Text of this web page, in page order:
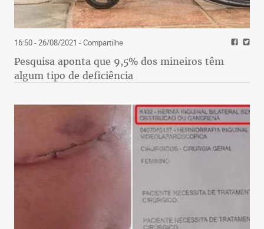
16:50 - 26/08/2021 - Compartilhe
Pesquisa aponta que 9,5% dos mineiros têm
algum tipo de deficiência